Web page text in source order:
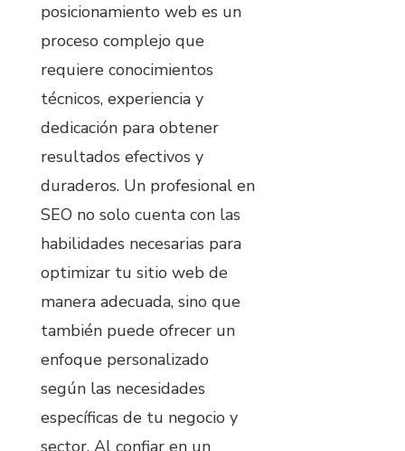
posicionamiento web es un
proceso complejo que
requiere conocimientos
técnicos, experiencia y
dedicación para obtener
resultados efectivos y
duraderos. Un profesional en
SEO no solo cuenta con las
habilidades necesarias para
optimizar tu sitio web de
manera adecuada, sino que
también puede ofrecer un
enfoque personalizado
según las necesidades
específicas de tu negocio y